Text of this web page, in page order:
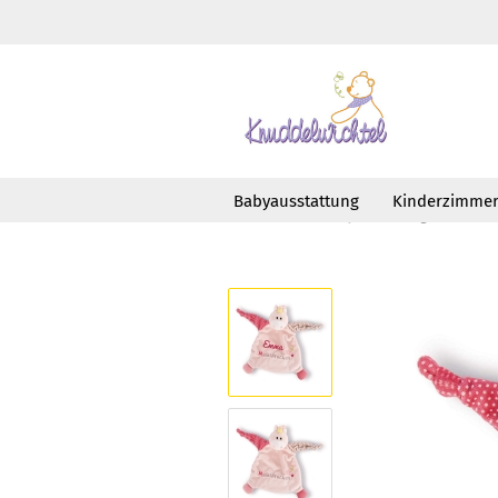
Babyausstattung Kinderzimmer